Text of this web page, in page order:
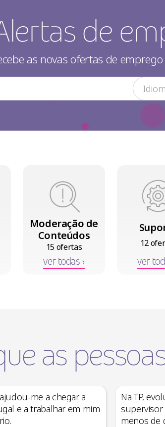
de
as novas ofertas de
Moderação de
Conteúdos
15 ofertas
ver todas ›
12
ver
as
me a chegar a
e a trabalhar em mim
Na TP,
menos de